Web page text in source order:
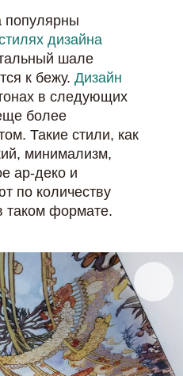
популярны
дизайна
шале
к бежу. Дизайн
в следующих
более
Такие стили, как
минимализм,
ар-деко и
по количеству
таком формате.